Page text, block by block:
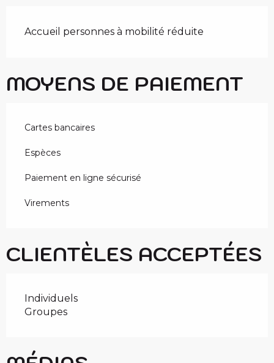
Accueil personnes à mobilité réduite
MOYENS DE PAIEMENT
Cartes bancaires
Espèces
Paiement en ligne sécurisé
Virements
CLIENTÈLES ACCEPTÉES
Individuels
Groupes